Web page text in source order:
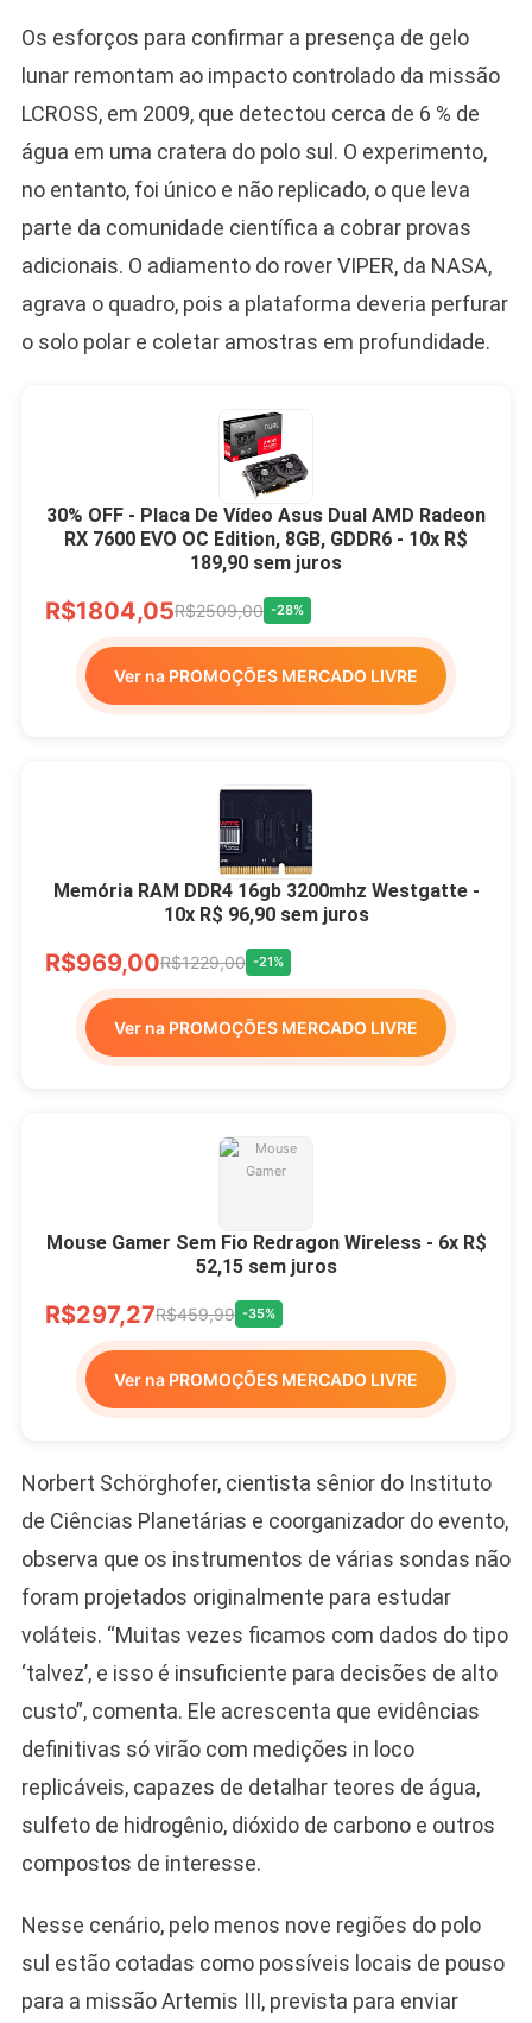
Os esforços para confirmar a presença de gelo
lunar remontam ao impacto controlado da missão
LCROSS, em 2009, que detectou cerca de 6 % de
água em uma cratera do polo sul. O experimento,
no entanto, foi único e não replicado, o que leva
parte da comunidade científica a cobrar provas
adicionais. O adiamento do rover VIPER, da NASA,
agrava o quadro, pois a plataforma deveria perfurar
o solo polar e coletar amostras em profundidade.
30% OFF - Placa De Vídeo Asus Dual AMD Radeon
RX 7600 EVO OC Edition, 8GB, GDDR6 - 10x R$
189,90 sem juros
R$1804,05R$2509,00 -28%
Ver na PROMOÇÕES MERCADO LIVRE
Memória RAM DDR4 16gb 3200mhz Westgatte -
10x R$ 96,90 sem juros
R$969,00R$1229,00 -21%
Ver na PROMOÇÕES MERCADO LIVRE
Mouse Gamer Sem Fio Redragon Wireless - 6x R$
52,15 sem juros
R$297,27R$459,99 -35%
Ver na PROMOÇÕES MERCADO LIVRE
Norbert Schörghofer, cientista sênior do Instituto
de Ciências Planetárias e coorganizador do evento,
observa que os instrumentos de várias sondas não
foram projetados originalmente para estudar
voláteis. “Muitas vezes ficamos com dados do tipo
‘talvez’, e isso é insuficiente para decisões de alto
custo”, comenta. Ele acrescenta que evidências
definitivas só virão com medições in loco
replicáveis, capazes de detalhar teores de água,
sulfeto de hidrogênio, dióxido de carbono e outros
compostos de interesse.
Nesse cenário, pelo menos nove regiões do polo
sul estão cotadas como possíveis locais de pouso
para a missão Artemis III, prevista para enviar